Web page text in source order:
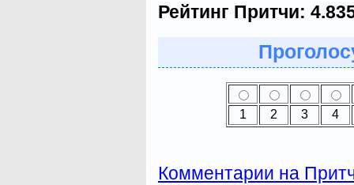
Рейтинг Притчи:
1 2 3 4
Комментарии на